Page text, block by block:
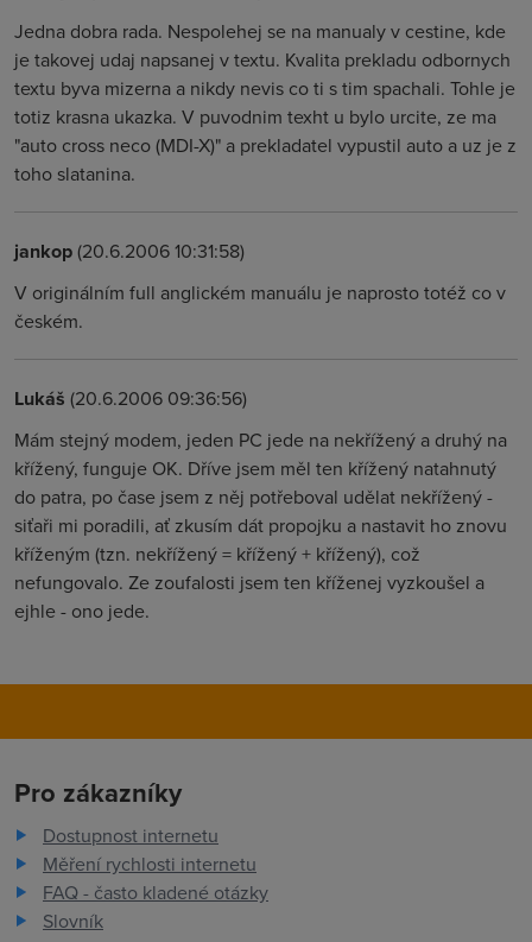
Jedna dobra rada. Nespolehej se na manualy v cestine, kde
je takovej udaj napsanej v textu. Kvalita prekladu odbornych
textu byva mizerna a nikdy nevis co ti s tim spachali. Tohle je
totiz krasna ukazka. V puvodnim texht u bylo urcite, ze ma
"auto cross neco (MDI-X)" a prekladatel vypustil auto a uz je z
toho slatanina.
jankop(20.6.2006 10:31:58)
V originálním full anglickém manuálu je naprosto totéž co v
českém.
Lukáš (20.6.2006 09:36:56)
Mám stejný modem, jeden PC jede na nekřížený a druhý na
křížený, funguje OK. Dříve jsem měl ten křížený natahnutý
do patra, po čase jsem z něj potřeboval udělat nekřížený -
siťaři mi poradili, ať zkusím dát propojku a nastavit ho znovu
kříženým (tzn. nekřížený = křížený + křížený), což
nefungovalo. Ze zoufalosti jsem ten kříženej vyzkoušel a
ejhle - ono jede.
Pro zákazníky
Dostupnost internetu
Měření rychlosti internetu
FAQ - často kladené otázky
Slovník